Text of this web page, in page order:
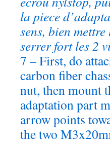
la piece
sens, bien
serrer fort les 2
7 – First, do
carbon fiber
nut, then mount
adaptation part
arrow points
the two